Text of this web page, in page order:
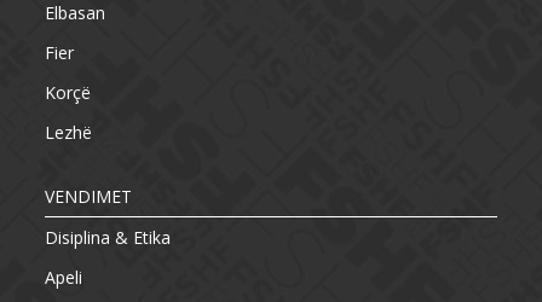
Elbasan
Fier
Korçë
Lezhë
VENDIMET
Disiplina & Etika
Apeli